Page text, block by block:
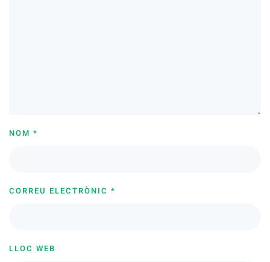
NOM *
CORREU ELECTRÒNIC *
LLOC WEB